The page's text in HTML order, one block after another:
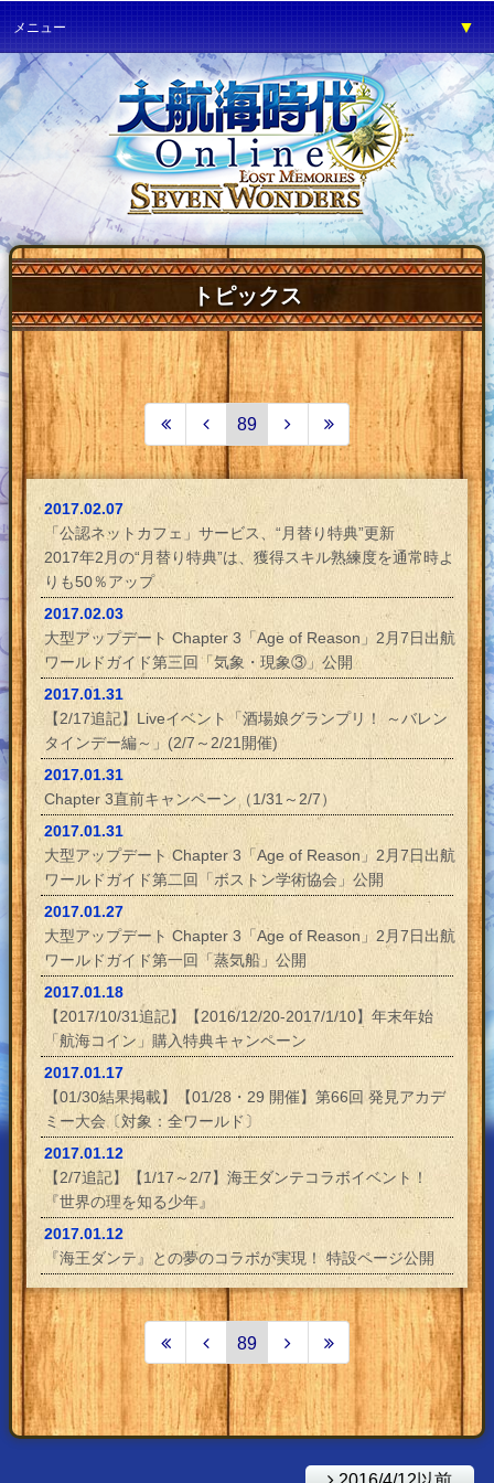
メニュー ▼
ゲーム紹介 ▼
プレイガイド ▼
サービス ▼
イベント ▼
開発の部屋 ▼
サポート ▼
▼
ネットカフェ ▼
トピックス
89
2017.02.07
「公認ネットカフェ」サービス、“月替り特典”更新
2017年2月の“月替り特典”は、獲得スキル熟練度を通常時よ
りも50％アップ
2017.02.03
大型アップデート Chapter 3「Age of Reason」2月7日出航
ワールドガイド第三回「気象・現象③」公開
2017.01.31
【2/17追記】Liveイベント「酒場娘グランプリ！ ～バレン
タインデー編～」(2/7～2/21開催)
2017.01.31
Chapter 3直前キャンペーン（1/31～2/7）
2017.01.31
大型アップデート Chapter 3「Age of Reason」2月7日出航
ワールドガイド第二回「ボストン学術協会」公開
2017.01.27
大型アップデート Chapter 3「Age of Reason」2月7日出航
ワールドガイド第一回「蒸気船」公開
2017.01.18
【2017/10/31追記】【2016/12/20-2017/1/10】年末年始
「航海コイン」購入特典キャンペーン
2017.01.17
【01/30結果掲載】【01/28・29 開催】第66回 発見アカデ
ミー大会〔対象：全ワールド〕
2017.01.12
【2/7追記】【1/17～2/7】海王ダンテコラボイベント！
『世界の理を知る少年』
2017.01.12
『海王ダンテ』との夢のコラボが実現！ 特設ページ公開
89